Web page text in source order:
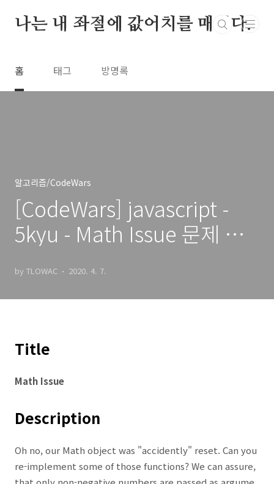
나는 내 좌절에 값어치를 매긴다.
홈 태그 방명록
알고리즘/CodeWars
[CodeWars] javascript -
5kyu - Math Issue 문제 풀
by TLOWAC 2020. 4. 7.
Title
Math Issue
Description
Oh no, our Math object was "accidently" reset. Can you
re-implement some of those functions? We can assure,